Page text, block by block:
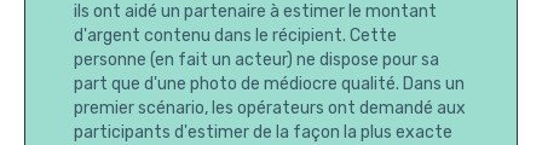
ils ont aidé un partenaire à estimer le montant
d'argent contenu dans le récipient. Cette
personne (en fait un acteur) ne dispose pour sa
part que d'une photo de médiocre qualité. Dans un
premier scénario, les opérateurs ont demandé aux
participants d'estimer de la façon la plus exacte